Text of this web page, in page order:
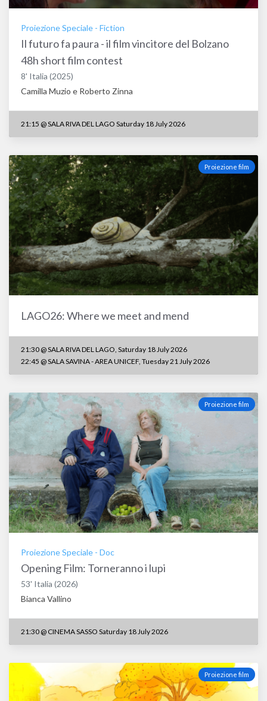
Proiezione Speciale - Fiction
Il futuro fa paura - il film vincitore del Bolzano
48h short film contest
8' Italia (2025)
Camilla Muzio e Roberto Zinna
21:15 @SALA RIVA DEL LAGO Saturday 18 July 2026
Proiezione film
LAGO26: Where we meet and mend
21:30 @ SALA RIVA DEL LAGO, Saturday 18 July 2026
22:45 @ SALA SAVINA - AREA UNICEF, Tuesday 21 July 2026
Proiezione film
Proiezione Speciale - Doc
Opening Film: Torneranno i lupi
53' Italia (2026)
Bianca Vallino
21:30 @ CINEMA SASSO Saturday 18 July 2026
Proiezione film